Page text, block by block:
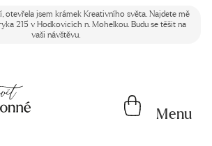
otevřela jsem krámek Kreativního světa. Najdete mě
215 v Hodkovicích n. Mohelkou. Budu se těšit na
vaši návštěvu.
Menu